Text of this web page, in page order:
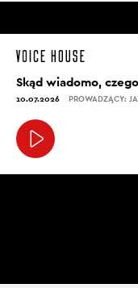
Skąd wiadomo,
10.07.2026 PROWADZĄCY: